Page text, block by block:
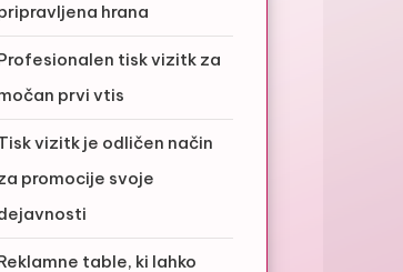
hrana
tisk vizitk za
prvi vtis
vizitk je odličen način
promocije svoje
table, ki lahko